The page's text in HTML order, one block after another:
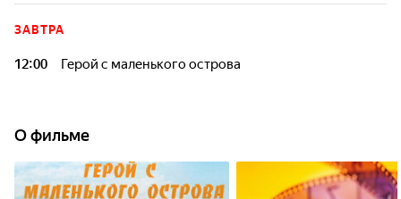
ЗАВТРА
12:00 Герой с маленького острова
О фильме